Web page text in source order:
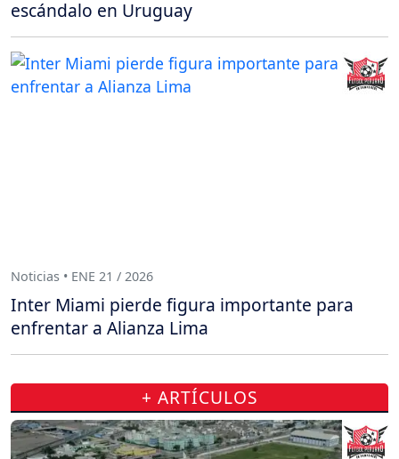
escándalo en Uruguay
Noticias • ENE 21 / 2026
Inter Miami pierde figura importante para
enfrentar a Alianza Lima
+ ARTÍCULOS